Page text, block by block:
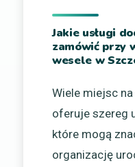
Jakie usługi
zamówić przy
wesele w
Wiele miejsc
oferuje szereg
które mogą
organizację